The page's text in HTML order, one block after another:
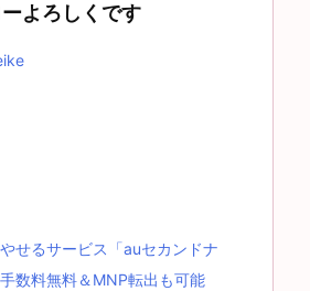
よろしくです
せるサービス「auセカンドナ
数料無料＆MNP転出も可能